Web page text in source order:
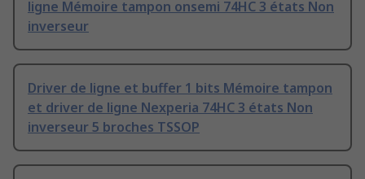
ligne Mémoire tampon onsemi 74HC 3 états Non
inverseur
Driver de ligne et buffer 1 bits Mémoire tampon
et driver de ligne Nexperia 74HC 3 états Non
inverseur 5 broches TSSOP